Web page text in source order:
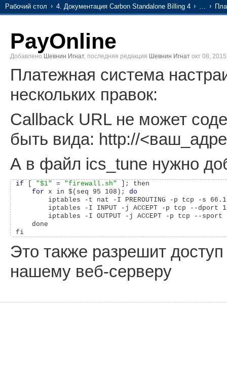
Рабочий стол 4. Документация Carbon Standalone Billing 4 …
PayOnline
Добавлено Шевнин Игнат, последняя редакция Шевнин Игнат окт 08, 2015
Платежная система
нескольких правок:
Callback URL не может
быть вида: http://
А в файл ics_tune нужно
if "$1" = "firewall.sh"
for x in $(seq 95 108); do
iptables -t nat -I
iptables
iptables
Это также разрешит
нашему веб-серверу